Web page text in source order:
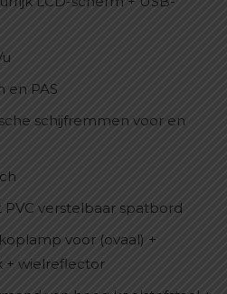
en PAS
schijfremmen voor en
verstelbaar spatbord
voor (ovaal) +
+ wielreflector